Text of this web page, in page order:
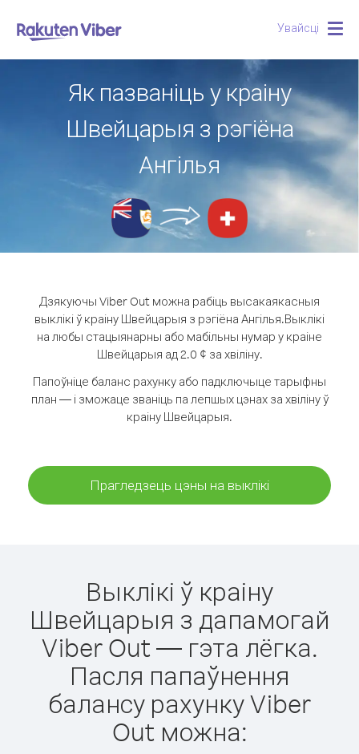
Увайсці
Як пазваніць у краіну
Швейцарыя з рэгіёна
Ангілья
Дзякуючы Viber Out можна рабіць высакаякасныя
выклікі ў краіну Швейцарыя з рэгіёна Ангілья.Выклікі
на любы стацыянарны або мабільны нумар у краіне
Швейцарыя ад 2.0 ¢ за хвіліну.
Папоўніце баланс рахунку або падключыце тарыфны
план — і зможаце званіць па лепшых цэнах за хвіліну ў
краіну Швейцарыя.
Прагледзець цэны на выклікі
Выклікі ў краіну
Швейцарыя з дапамогай
Viber Out — гэта лёгка.
Пасля папаўнення
балансу рахунку Viber
Out можна: